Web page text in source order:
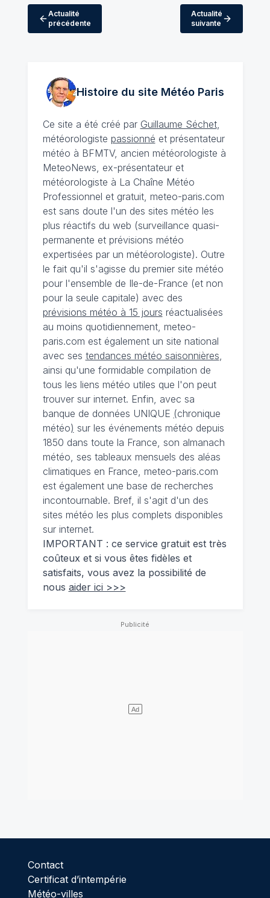
Actualité
précédente
Actualité
suivante
Histoire du site MétéoParis
Ce site a été créé par Guillaume Séchet,
météorologiste passionné et présentateur
météo à BFMTV, ancien météorologiste à
MeteoNews, ex-présentateur et
météorologiste à La Chaîne Météo
Professionnel et gratuit, meteo-paris.com
est sans doute l'un des sites météo les
plus réactifs du web (surveillance quasi-
permanente et prévisions météo
expertisées par un météorologiste). Outre
le fait qu'il s'agisse du premier site météo
pour l'ensemble de Ile-de-France (et non
pour la seule capitale) avec des
prévisions météo à 15 jours réactualisées
au moins quotidiennement, meteo-
paris.com est également un site national
avec ses tendances météo saisonnières
ainsi qu'une formidable compilation de
tous les liens météo utiles que l'on peut
trouver sur internet. Enfin, avec sa
banque de données UNIQUE (chronique
météo) sur les événements météo depuis
1850 dans toute la France, son almanach
météo, ses tableaux mensuels des aléas
climatiques en France, meteo-paris.com
est également une base de recherches
incontournable. Bref, il s'agit d'un des
sites météo les plus complets disponibles
sur internet.
IMPORTANT : ce service gratuit est très
coûteux et si vous êtes fidèles et
satisfaits, vous avez la possibilité de
nous aider ici >>>
Contact
Certificat d’intempérie
Météo-villes